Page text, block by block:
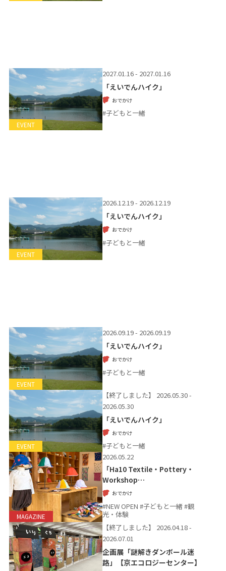
EVENT
2027.01.16 - 2027.01.16
「えいでんハイク」
おでかけ
#子どもと一緒
EVENT
2026.12.19 - 2026.12.19
「えいでんハイク」
おでかけ
#子どもと一緒
EVENT
2026.09.19 - 2026.09.19
「えいでんハイク」
おでかけ
#子どもと一緒
EVENT
【終了しました】
2026.05.30 -
2026.05.30
「えいでんハイク」
おでかけ
#子どもと一緒
MAGAZINE
2026.05.22
「Ha10 Textile・Pottery・
Workshop…
おでかけ
#NEW OPEN #子どもと一緒 #観
光・体験
【終了しました】
2026.04.18 -
2026.07.01
企画展「謎解きダンボール迷
路」【京エコロジーセンター】